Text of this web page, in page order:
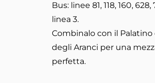
Bus: linee 81, 118, 160, 628,
linea 3.
Combinalo con il Palatino
degli Aranci per una
perfetta.